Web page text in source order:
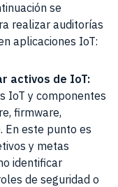
se
realizar auditorías
aplicaciones IoT:
activos de IoT:
IoT y componentes
firmware,
En este punto es
y metas
identificar
de seguridad o